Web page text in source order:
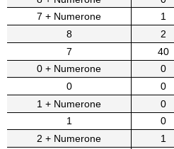
7 + Numerone
1
8
2
7
40
0 + Numerone
0
0
0
1 + Numerone
0
1
0
2 + Numerone
1